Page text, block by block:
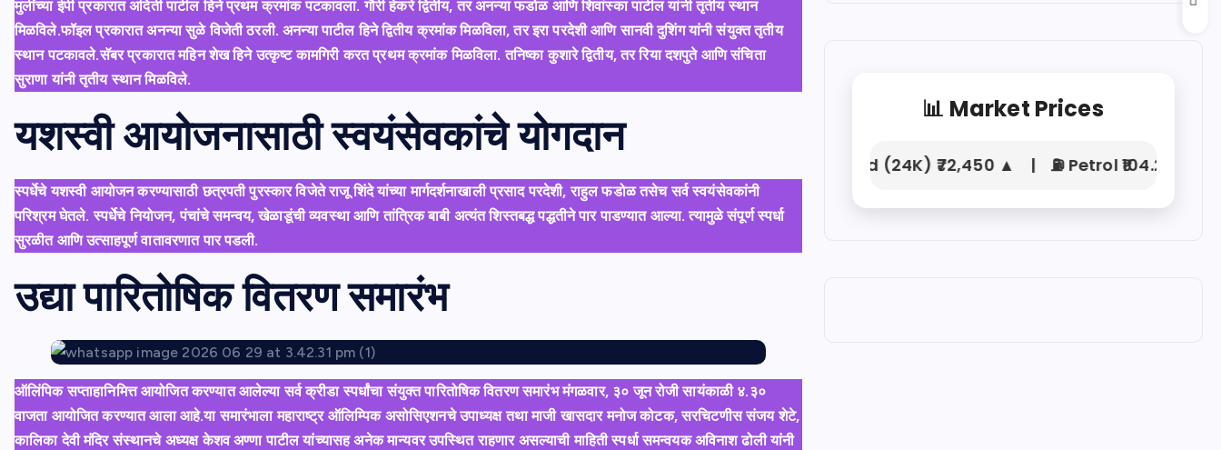
मुलींच्या ईपी प्रकारात अदिती पाटील हिने प्रथम क्रमांक पटकावला. गौरी हेकरे द्वितीय, तर अनन्या फडोळ आणि शिवांस्का पाटील यांनी तृतीय स्थान
मिळविले.फॉइल प्रकारात अनन्या सुळे विजेती ठरली. अनन्या पाटील हिने द्वितीय क्रमांक मिळविला, तर इरा परदेशी आणि सानवी दुशिंग यांनी संयुक्त तृतीय
स्थान पटकावले.सॅबर प्रकारात महिन शेख हिने उत्कृष्ट कामगिरी करत प्रथम क्रमांक मिळविला. तनिष्का कुशारे द्वितीय, तर रिया दशपुते आणि संचिता
सुराणा यांनी तृतीय स्थान मिळविले.
यशस्वी आयोजनासाठी स्वयंसेवकांचे योगदान
स्पर्धेचे यशस्वी आयोजन करण्यासाठी छत्रपती पुरस्कार विजेते राजू शिंदे यांच्या मार्गदर्शनाखाली प्रसाद परदेशी, राहुल फडोळ तसेच सर्व स्वयंसेवकांनी
परिश्रम घेतले. स्पर्धेचे नियोजन, पंचांचे समन्वय, खेळाडूंची व्यवस्था आणि तांत्रिक बाबी अत्यंत शिस्तबद्ध पद्धतीने पार पाडण्यात आल्या. त्यामुळे संपूर्ण स्पर्धा
सुरळीत आणि उत्साहपूर्ण वातावरणात पार पडली.
उद्या पारितोषिक वितरण समारंभ
ऑलिंपिक सप्ताहानिमित्त आयोजित करण्यात आलेल्या सर्व क्रीडा स्पर्धांचा संयुक्त पारितोषिक वितरण समारंभ मंगळवार, ३० जून रोजी सायंकाळी ४.३०
वाजता आयोजित करण्यात आला आहे.या समारंभाला महाराष्ट्र ऑलिम्पिक असोसिएशनचे उपाध्यक्ष तथा माजी खासदार मनोज कोटक, सरचिटणीस संजय शेटे,
कालिका देवी मंदिर संस्थानचे अध्यक्ष केशव अण्णा पाटील यांच्यासह अनेक मान्यवर उपस्थित राहणार असल्याची माहिती स्पर्धा समन्वयक अविनाश ढोली यांनी
📊 Market Prices
🥇 Gold (24K) ₹72,450 ▲ | ⛽ Petrol ₹104.21 | 🚛